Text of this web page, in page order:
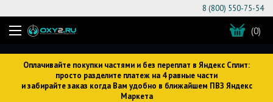
Оплачивайте покупки частями и без переплат в Яндекс Сплит:
просто разделите платеж на 4 равные части
и забирайте заказ когда Вам удобно в ближайшем ПВЗ Яндекс
Маркета
8 (800) 550-75-54
(0)